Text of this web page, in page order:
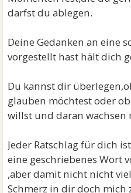
darfst du ablegen.
Deine Gedanken an eine
vorgestellt hast hält dich
Du kannst dir
glauben möchtest oder
willst und daran wachsen
Jeder Ratschlag für dich
eine geschriebenes Wort
,aber damit nicht nicht
Schmerz in dir doch mich